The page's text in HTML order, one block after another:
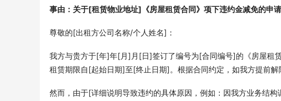
事由：关于[租赁物业地址]《房屋租赁合同》项下违约金减免的申请
尊敬的[出租方公司名称/个人姓名]：
我方与贵方于[年]年[月]月[日]签订了编号为[合同编号]的《房屋租
租赁期限自[起始日期]至[终止日期]。根据合同约定，如我方提前解
然而，由于[详细说明导致违约的具体原因，例如：因我方业务结